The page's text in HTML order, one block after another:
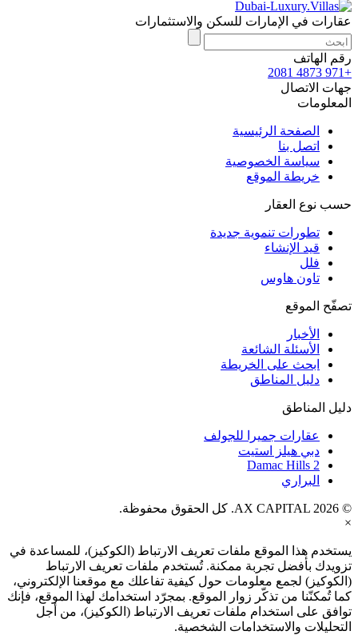
عقارات في الإمارات للسكن والاستثمارات
رقم الهاتف
+971 4873 2081
جهات الاتصال
المعلومات
الصفحة الرئيسية
اتصل بنا
سياسة الخصوصية
خريطة الموقع
حسب نوع العقار
تطورات تنموية جديدة
قيد الإنشاء
فلل
تاون هاوس
تصفّح الموقع
الأخبار
الأسئلة الشائعة
ابحث على الخريطة
دليل المناطق
دليل المناطق
عقارات جميرا للجولف
دبي هيلز استيت
Damac Hills 2
البراري
© AX CAPITAL 2026. كل الحقوق محفوظة.
×
يستخدم هذا الموقع ملفات تعريف الارتباط (الكوكيز)، للمساعدة في
تزويدك بأفضل تجربة ممكنة. تُستخدم ملفات تعريف الارتباط
(الكوكيز) لجمع معلومات حول كيفية تفاعلك مع موقعنا الإلكتروني،
كما تُمكنّنا من تذكّر زوار الموقع. بمجرّد استخدامك لهذا الموقع، فإنك
توافق على استخدام ملفات تعريف الارتباط (الكوكيز)، من أجل
التحليلات والاستخدامات الشخصية.